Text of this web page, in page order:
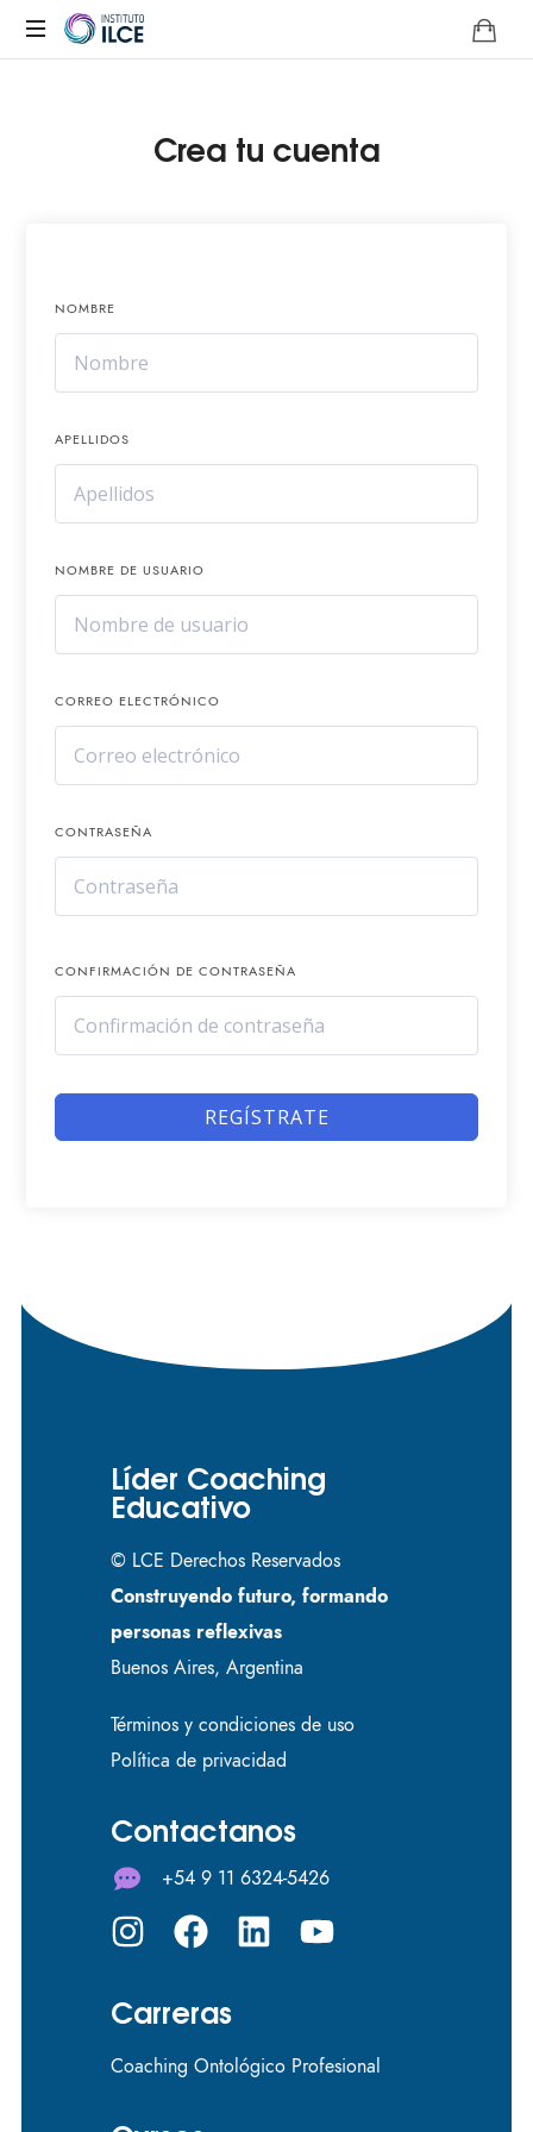
Crea tu cuenta
NOMBRE
APELLIDOS
NOMBRE DE USUARIO
CORREO ELECTRÓNICO
CONTRASEÑA
CONFIRMACIÓN DE CONTRASEÑA
REGÍSTRATE
Líder Coaching
Educativo
© LCE Derechos Reservados
Construyendo futuro, formando
personas reflexivas
Buenos Aires, Argentina
Términos y condiciones de uso
Política de privacidad
Contactanos
+54 9 11 6324-5426
Carreras
Coaching Ontológico Profesional